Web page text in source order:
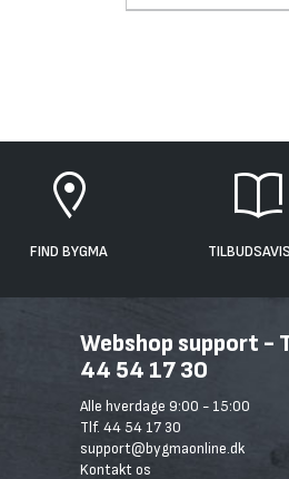
FIND BYGMA
Webshop support -
44 54 17 30
Alle hverdage 9:00 - 15:00
Tlf. 44 54 17 30
support@bygmaonline.dk
Kontakt os